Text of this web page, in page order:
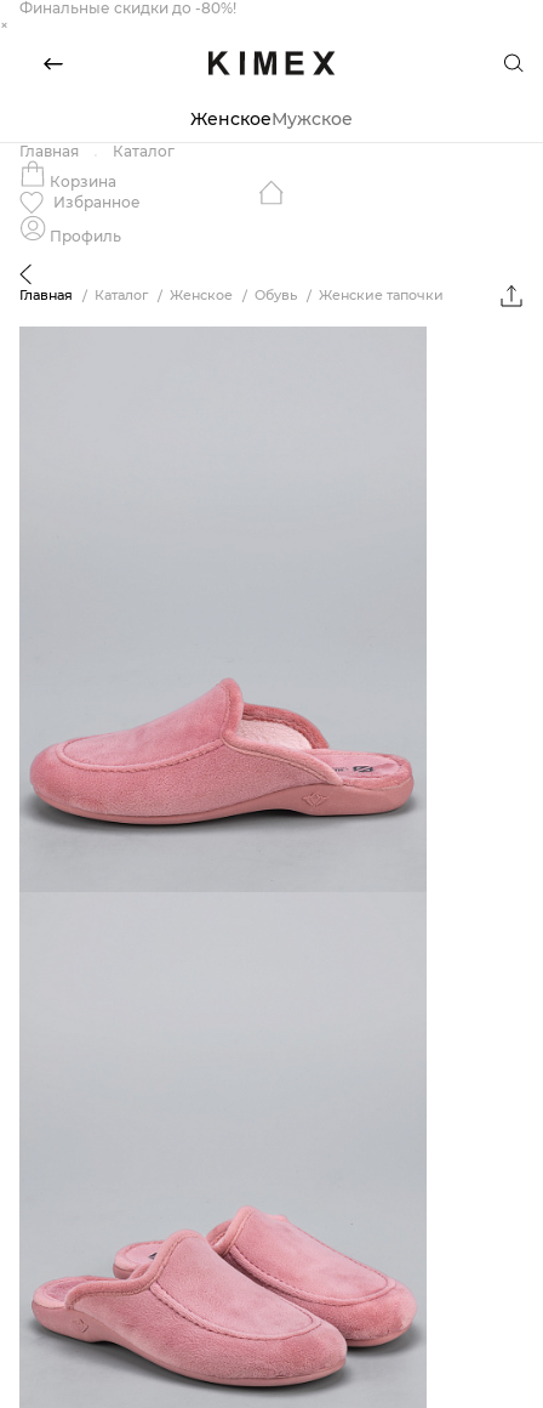
Финальные скидки до -80%!
×
ЖенскоеМужское
Главная
Каталог
Корзина
Избранное
Профиль
Главная Каталог Женское Обувь Женские тапочки